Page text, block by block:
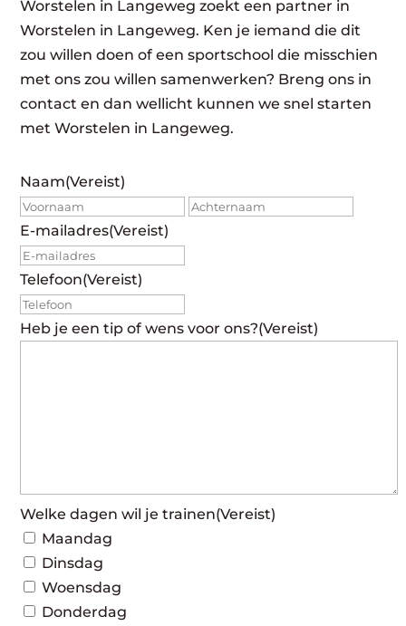
Worstelen in Langeweg zoekt een partner in
Worstelen in Langeweg. Ken je iemand die dit
zou willen doen of een sportschool die misschien
met ons zou willen samenwerken? Breng ons in
contact en dan wellicht kunnen we snel starten
met Worstelen in Langeweg.
Naam(Vereist)
Voornaam
E-mailadres(Vereist)
Telefoon(Vereist)
Heb je een tip of wens voor ons?(Vereist)
Welke dagen wil je trainen(Vereist)
Maandag
Dinsdag
Woensdag
Donderdag